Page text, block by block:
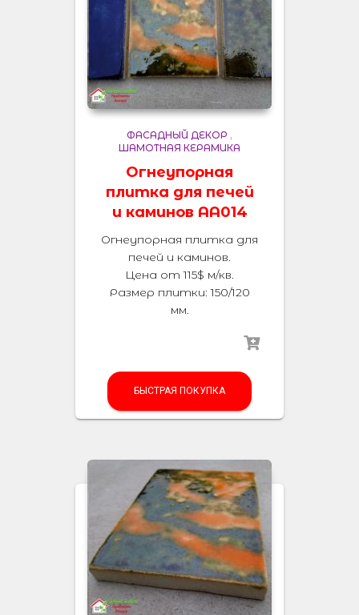
ФАСАДНЫЙ ДЕКОР ,
ШАМОТНАЯ КЕРАМИКА
Огнеупорная
плитка для печей
и каминов AA014
Огнеупорная плитка для
печей и каминов.
Цена от 115$ м/кв.
Размер плитки: 150/120
мм.
БЫСТРАЯ ПОКУПКА